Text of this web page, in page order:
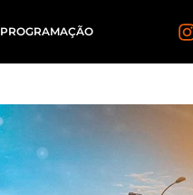
PROGRAMAÇÃO